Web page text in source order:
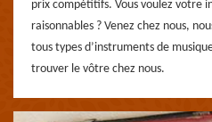
prix compétitifs. Vous voulez votre
raisonnables ? Venez chez nous,
tous types d’instruments de
trouver le vôtre chez nous.